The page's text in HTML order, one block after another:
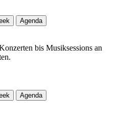
Agenda
bis Musiksessions an
Agenda